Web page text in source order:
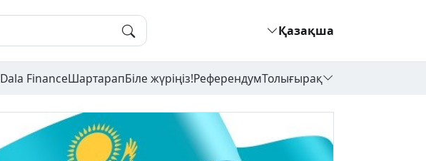
Қазақша
Dala FinanceШартарапБіле жүріңіз!РеферендумТолығырақ